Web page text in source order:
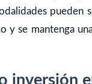
pueden
se mantenga
inversión